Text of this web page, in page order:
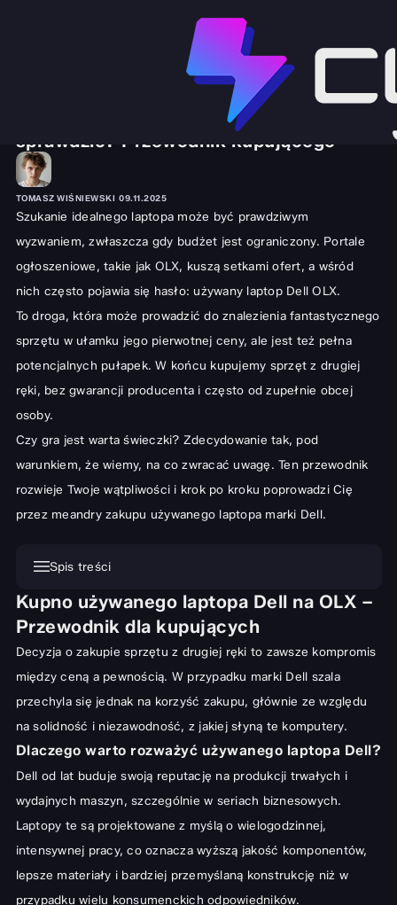
Używany laptop Dell z OLX – Co
sprawdzić? Przewodnik kupującego
TOMASZ WIŚNIEWSKI 09.11.2025
Szukanie idealnego laptopa może być prawdziwym
wyzwaniem, zwłaszcza gdy budżet jest ograniczony. Portale
ogłoszeniowe, takie jak OLX, kuszą setkami ofert, a wśród
nich często pojawia się hasło: używany laptop Dell OLX.
To droga, która może prowadzić do znalezienia fantastycznego
sprzętu w ułamku jego pierwotnej ceny, ale jest też pełna
potencjalnych pułapek. W końcu kupujemy sprzęt z drugiej
ręki, bez gwarancji producenta i często od zupełnie obcej
osoby.
Czy gra jest warta świeczki? Zdecydowanie tak, pod
warunkiem, że wiemy, na co zwracać uwagę. Ten przewodnik
rozwieje Twoje wątpliwości i krok po kroku poprowadzi Cię
przez meandry zakupu używanego laptopa marki Dell.
Spis treści
Kupno używanego laptopa Dell na OLX – Przewodnik dla
kupujących
Dlaczego warto rozważyć używanego laptopa Dell?
Zalety i wyzwania zakupu na OLX
Kluczowe elementy do sprawdzenia podczas oględzin
Testowanie podzespołów – Procesor, pamięć RAM, dysk i bateria
Weryfikacja legalności i pochodzenia sprzętu
Dell Latitude – Solidność dla profesjonalistów
Dell XPS – Wydajność i design w kompaktowej formie
Kupno używanego laptopa Dell na OLX –
Przewodnik dla kupujących
Decyzja o zakupie sprzętu z drugiej ręki to zawsze kompromis
między ceną a pewnością. W przypadku marki Dell szala
przechyla się jednak na korzyść zakupu, głównie ze względu
na solidność i niezawodność, z jakiej słyną te komputery.
Dlaczego warto rozważyć używanego laptopa Dell?
Dell od lat buduje swoją reputację na produkcji trwałych i
wydajnych maszyn, szczególnie w seriach biznesowych.
Laptopy te są projektowane z myślą o wielogodzinnej,
intensywnej pracy, co oznacza wyższą jakość komponentów,
lepsze materiały i bardziej przemyślaną konstrukcję niż w
przypadku wielu konsumenckich odpowiedników.